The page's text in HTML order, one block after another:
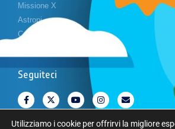
Missione X
Astropi
Cansat
Seguiteci
Utilizziamo i cookie per offrirvi la migliore